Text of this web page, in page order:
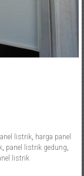
listrik, harga panel
, panel listrik gedung
listrik